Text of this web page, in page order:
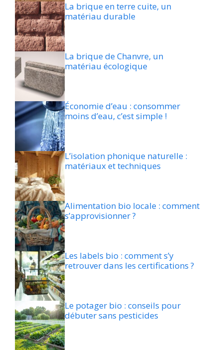
La brique en terre cuite, un
matériau durable
La brique de Chanvre, un
matériau écologique
Économie d’eau : consommer
moins d’eau, c’est simple !
L’isolation phonique naturelle :
matériaux et techniques
Alimentation bio locale : comment
s’approvisionner ?
Les labels bio : comment s’y
retrouver dans les certifications ?
Le potager bio : conseils pour
débuter sans pesticides